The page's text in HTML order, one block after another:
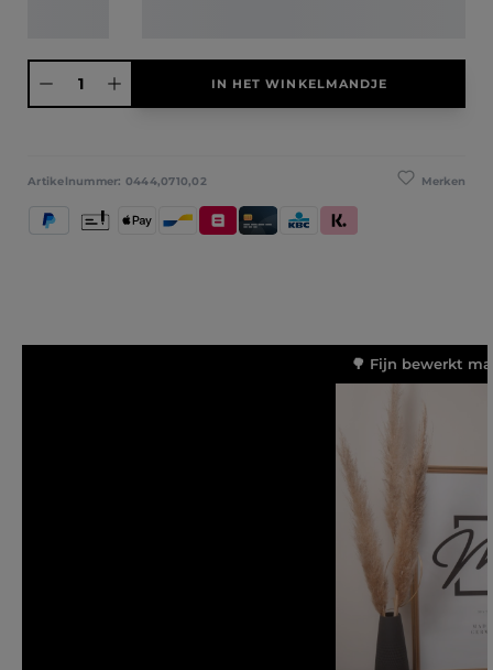
IN HET WINKELMANDJE
Merken
Artikelnummer: 0444,0710,02
PayPal Apple PayBancontact
BelfiusKredietkaart / Bankkaart
KBC/CBC Payment Button
Klarna (Achteraf betalen
Vooruitbetaling
🌳 Fijn bewerkt